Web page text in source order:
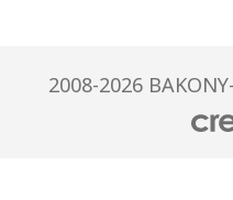
2008-2026